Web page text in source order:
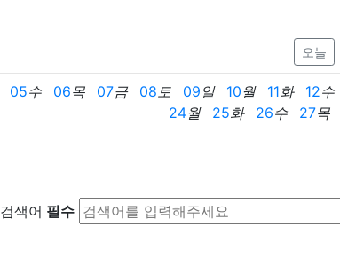
오늘
05수 06목 07금 08토 09 일 10월 11화 12수
24월 25화 26수 27목
검색어 필수